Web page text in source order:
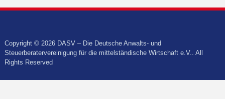
Copyright © 2026 DASV – Die Deutsche Anwalts- und
Steuerberatervereinigung für die mittelständische Wirtschaft e.V.. All
Rights Reserved